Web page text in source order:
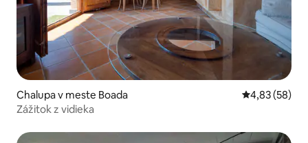
Chalupa v meste Boada Priemerné
4,83 (58)
Zážitok z vidieka